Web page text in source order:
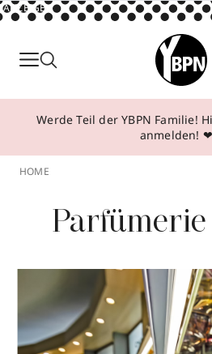
ANZEIGE
Parfum
Make-up
Behandlungen
Über YBPN
Aktionen
Storefinder
Werde Teil der YBPN Familie!
anmelden! ❤
HOME
Parfümerie